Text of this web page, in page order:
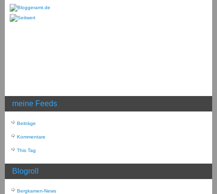
meine Feeds
Beiträge
Kommentare
This Tag
Blogroll
Bergkamen-News